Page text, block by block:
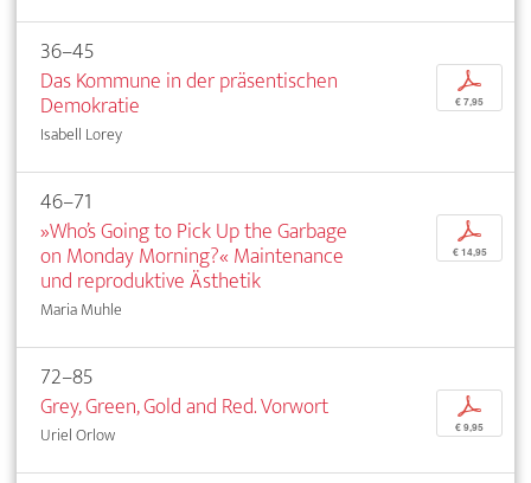
36–45
Das Kommune in der präsentischen
Demokratie
Isabell Lorey
p
€ 7,95
46–71
»Who’s Going to Pick Up the Garbage
on Monday Morning?« Maintenance
und reproduktive Ästhetik
Maria Muhle
p
€ 14,95
72–85
Grey, Green, Gold and Red. Vorwort
Uriel Orlow
p
€ 9,95